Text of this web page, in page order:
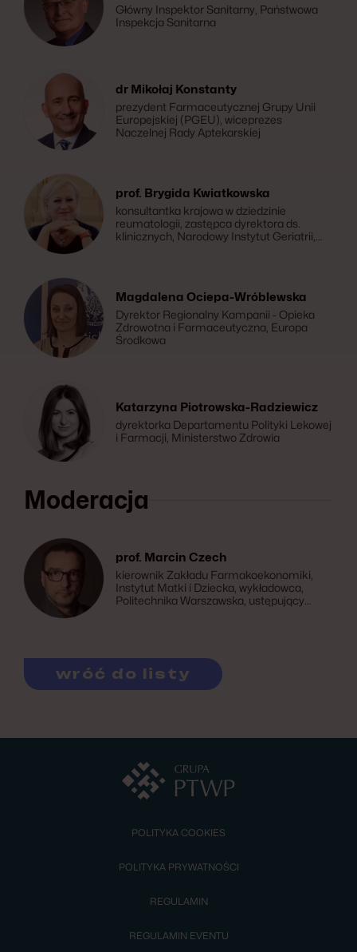
Główny Inspektor Sanitarny, Państwowa
Inspekcja Sanitarna
dr Mikołaj Konstanty
prezydent Farmaceutycznej Grupy Unii
Europejskiej (PGEU), wiceprezes
Naczelnej Rady Aptekarskiej
prof. Brygida Kwiatkowska
konsultantka krajowa w dziedzinie
reumatologii, zastępca dyrektora ds.
klinicznych, Narodowy Instytut Geriatrii,
Magdalena Ociepa-Wróblewska
Dyrektor Regionalny Kampanii - Opieka
Zdrowotna i Farmaceutyczna, Europa
Środkowa
Katarzyna Piotrowska-Radziewicz
dyrektorka Departamentu Polityki Lekowej
i Farmacji, Ministerstwo Zdrowia
Moderacja
prof. Marcin Czech
kierownik Zakładu Farmakoekonomiki,
Instytut Matki i Dziecka, wykładowca,
Politechnika Warszawska, ustępujący
wróć do listy
POLITYKA COOKIES
POLITYKA PRYWATNOŚCI
REGULAMIN
REGULAMIN EVENTU